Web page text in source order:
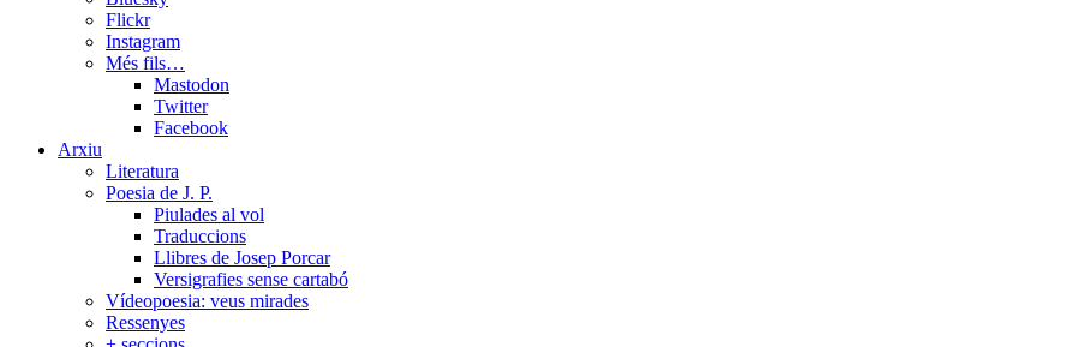
Flickr
Instagram
Més fils…
Mastodon
Twitter
Facebook
Arxiu
Literatura
Poesia de J. P.
Piulades al vol
Traduccions
Llibres de Josep Porcar
Versigrafies sense cartabó
Vídeopoesia: veus mirades
Ressenyes